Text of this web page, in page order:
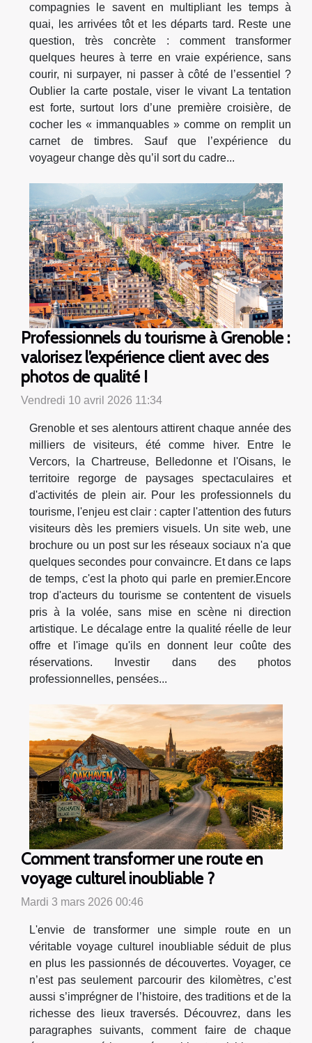
compagnies le savent en multipliant les temps à
quai, les arrivées tôt et les départs tard. Reste une
question, très concrète : comment transformer
quelques heures à terre en vraie expérience, sans
courir, ni surpayer, ni passer à côté de l’essentiel ?
Oublier la carte postale, viser le vivant La tentation
est forte, surtout lors d’une première croisière, de
cocher les « immanquables » comme on remplit un
carnet de timbres. Sauf que l’expérience du
voyageur change dès qu’il sort du cadre...
Professionnels du tourisme à Grenoble :
valorisez l’expérience client avec des
photos de qualité !
Vendredi 10 avril 2026 11:34
Grenoble et ses alentours attirent chaque année des
milliers de visiteurs, été comme hiver. Entre le
Vercors, la Chartreuse, Belledonne et l'Oisans, le
territoire regorge de paysages spectaculaires et
d'activités de plein air. Pour les professionnels du
tourisme, l'enjeu est clair : capter l'attention des futurs
visiteurs dès les premiers visuels. Un site web, une
brochure ou un post sur les réseaux sociaux n'a que
quelques secondes pour convaincre. Et dans ce laps
de temps, c'est la photo qui parle en premier.Encore
trop d'acteurs du tourisme se contentent de visuels
pris à la volée, sans mise en scène ni direction
artistique. Le décalage entre la qualité réelle de leur
offre et l'image qu'ils en donnent leur coûte des
réservations. Investir dans des photos
professionnelles, pensées...
Comment transformer une route en
voyage culturel inoubliable ?
Mardi 3 mars 2026 00:46
L'envie de transformer une simple route en un
véritable voyage culturel inoubliable séduit de plus
en plus les passionnés de découvertes. Voyager, ce
n’est pas seulement parcourir des kilomètres, c’est
aussi s’imprégner de l’histoire, des traditions et de la
richesse des lieux traversés. Découvrez, dans les
paragraphes suivants, comment faire de chaque